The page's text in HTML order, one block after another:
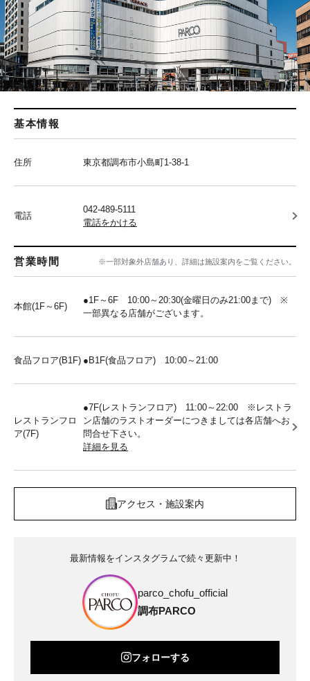
基本情報
住所 東京都調布市小島町1-38-1
電話
042-489-5111
電話をかける
営業時間 ※一部対象外店舗あり、詳細は施設案内をご覧ください。
本館(1F～6F)
●1F～6F 10:00～20:30(金曜日のみ21:00まで) ※
一部異なる店舗がございます。
食品フロア(B1F) ●B1F(食品フロア) 10:00～21:00
レストランフロ
ア(7F)
●7F(レストランフロア) 11:00～22:00 ※レストラ
ン店舗のラストオーダーにつきましては各店舗へお
問合せ下さい。
詳細を見る
アクセス・施設案内
最新情報をインスタグラムで続々更新中！
parco_chofu_official
調布PARCO
フォローする